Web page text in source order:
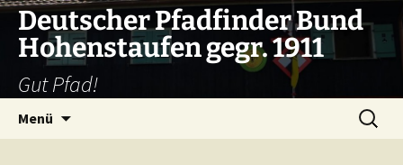
Zum
Inhalt
springen
Deutscher Pfadfinder Bund
Hohenstaufen gegr. 1911
Gut Pfad!
Menü
Suchen
nach: